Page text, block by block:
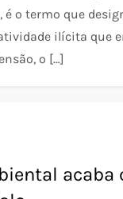
é o termo que
ilícita que
o […]
acaba